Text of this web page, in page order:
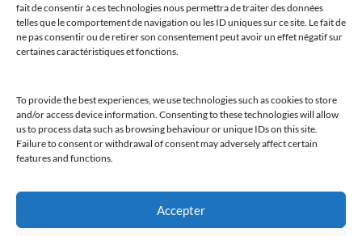
fait de consentir à ces technologies nous permettra de traiter des données
telles que le comportement de navigation ou les ID uniques sur ce site. Le fait de
ne pas consentir ou de retirer son consentement peut avoir un effet négatif sur
certaines caractéristiques et fonctions.
To provide the best experiences, we use technologies such as cookies to store
and/or access device information. Consenting to these technologies will allow
us to process data such as browsing behaviour or unique IDs on this site.
Failure to consent or withdrawal of consent may adversely affect certain
features and functions.
Accepter
@clubamilcar
LUXURY SELECTIONS BY CLUB AMILCAR